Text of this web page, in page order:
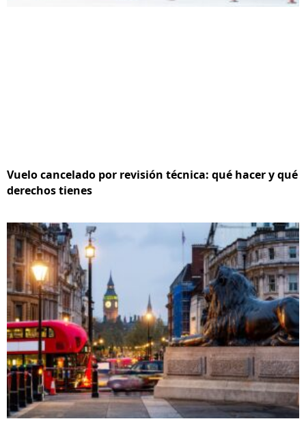
Vuelo cancelado por revisión técnica: qué hacer y qué
derechos tienes